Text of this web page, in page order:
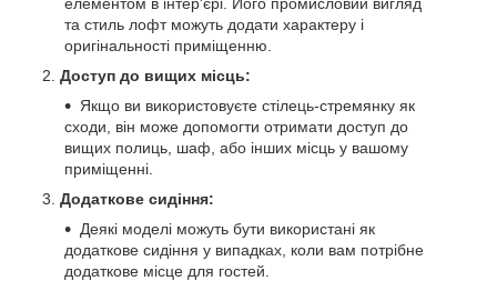
та стиль лофт можуть додати характеру і
оригінальності приміщенню.
Доступ до вищих місць:
Якщо ви використовуєте стілець-стремянку як
сходи, він може допомогти отримати доступ до
вищих полиць, шаф, або інших місць у вашому
приміщенні.
Додаткове сидіння:
Деякі моделі можуть бути використані як
додаткове сидіння у випадках, коли вам потрібне
додаткове місце для гостей.